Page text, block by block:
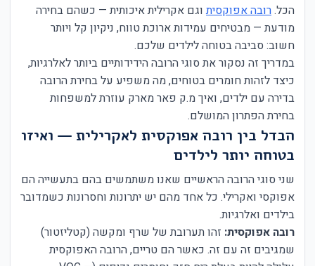
הכל.רובה אפוקסיתוגם אקרילית איכותית — כשהם בחירה
מודעת — מבטיחים עמידות ארוכת טווח, ניקיון קל ויותר
חשוב: סביבה בטוחה לילדים שלכם.
במדריך זה נסקור את סוגי הרובה הידידותיים ביותר לאלרגיות,
כיצד לזהות חומרים בטוחים, מה משפיע על בחירת הרובה
בדירה עם ילדים, ואיך מ.ק פאר מארק עוזרת למשפחות
בחירת הפתרון המושלם.
הבדל בין רובה אפוקסית לאקרילית — ואיזו
בטוחה יותר לילדים
שני סוגי הרובה הראשיים שאנו משתמשים בהם בתעשייה הם
אפוקסי ואקרילי. כל אחד מהם יש יתרונות וחסרונות כשמדובר
בילדים ואלרגיות.
רובה אפוקסית: זהו תערובת של שרף ומקשה (קטליזטור)
שמגיבים זה עם זה. כאשר הם טריים, הרובה האפוקסית